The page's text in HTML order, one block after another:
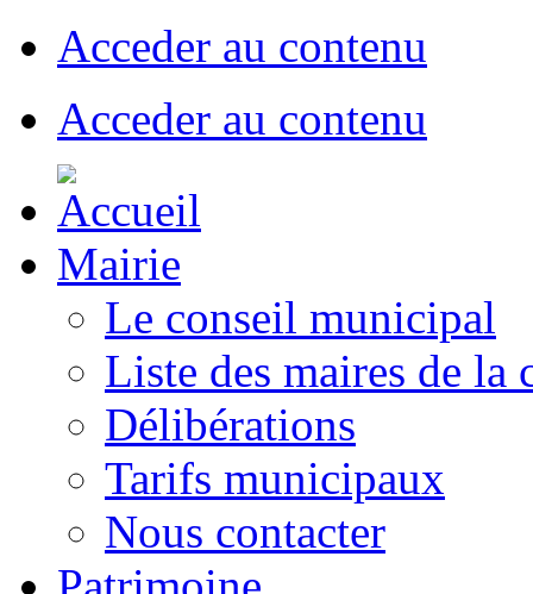
Acceder au contenu
Acceder au contenu
Mairie
Le conseil municipal
Liste des maires de la
Délibérations
Tarifs municipaux
Nous contacter